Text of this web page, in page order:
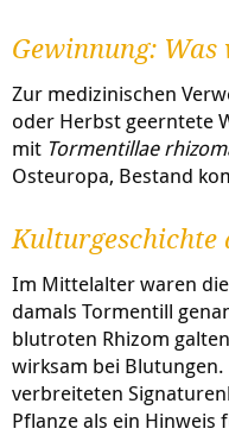
Gewinnung:
Zur medizinischen
oder Herbst geerntete
mit Tormentillae
Osteuropa, Bestand
Kulturgeschichte
Im Mittelalter waren
damals Tormentill
blutroten Rhizom
wirksam bei
verbreiteten
Pflanze als ein Hinweis